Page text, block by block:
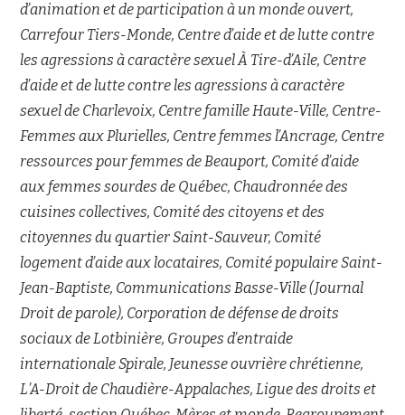
d’animation et de participation à un monde ouvert,
Carrefour Tiers-Monde, Centre d’aide et de lutte contre
les agressions à caractère sexuel À Tire-d’Aile, Centre
d’aide et de lutte contre les agressions à caractère
sexuel de Charlevoix, Centre famille Haute-Ville, Centre-
Femmes aux Plurielles, Centre femmes l’Ancrage, Centre
ressources pour femmes de Beauport, Comité d’aide
aux femmes sourdes de Québec, Chaudronnée des
cuisines collectives, Comité des citoyens et des
citoyennes du quartier Saint-Sauveur, Comité
logement d’aide aux locataires, Comité populaire Saint-
Jean-Baptiste, Communications Basse-Ville (Journal
Droit de parole), Corporation de défense de droits
sociaux de Lotbinière, Groupes d’entraide
internationale Spirale, Jeunesse ouvrière chrétienne,
L’A-Droit de Chaudière-Appalaches, Ligue des droits et